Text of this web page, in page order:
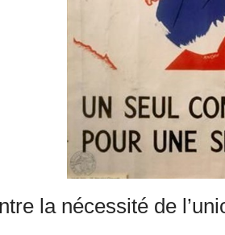
la nécessité de